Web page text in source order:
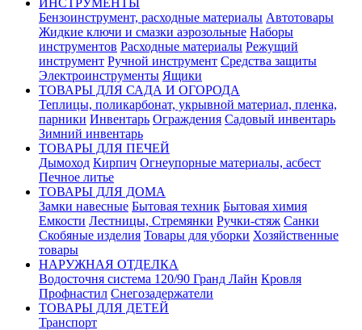
Бензоинструмент, расходные материалы Автотовары
Жидкие ключи и смазки аэрозольные Наборы
инструментов Расходные материалы Режущий
инструмент Ручной инструмент Средства защиты
Электроинструменты Ящики
ТОВАРЫ ДЛЯ САДА И ОГОРОДА
Теплицы, поликарбонат, укрывной материал, пленка,
парники Инвентарь Ограждения Садовый инвентарь
Зимний инвентарь
ТОВАРЫ ДЛЯ ПЕЧЕЙ
Дымоход Кирпич Огнеупорные материалы, асбест
Печное литье
ТОВАРЫ ДЛЯ ДОМА
Замки навесные Бытовая техник Бытовая химия
Емкости Лестницы, Стремянки Ручки-стяж Санки
Скобяные изделия Товары для уборки Хозяйственные
товары
НАРУЖНАЯ ОТДЕЛКА
Водосточня система 120/90 Гранд Лайн Кровля
Профнастил Снегозадержатели
ТОВАРЫ ДЛЯ ДЕТЕЙ
Транспорт